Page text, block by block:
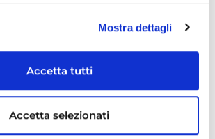
Mostra dettagli
Accetta tutti
Accetta selezionati
dati e processi nelle piattaforme
sanitarie integrate
Trasformiamo ogni evento in
un’opportunità per far crescere il
tuo progetto